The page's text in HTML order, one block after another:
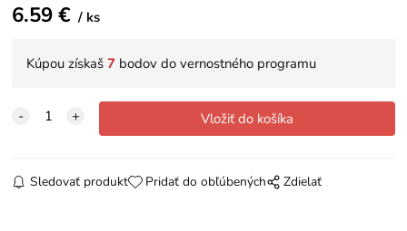
6.59€ ks
Kúpou získaš7 bodov do vernostného programu
Sledovať produkt Pridať do obľúbených Zdielať